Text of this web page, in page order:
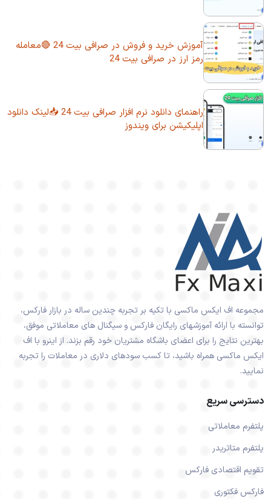
آموزش خرید و فروش در صرافی بیت 24 🔴معامله
رمز ارز در صرافی بیت 24
راهنمای دانلود نرم افزار صرافی بیت 24 📥لینک دانلود
اپلیکیشن برای ویندوز
مجموعه اف ایکس ماکسی با تکیه بر تجربه چندین ساله در بازار فارکس،
توانسته با ارائه آموزشهای رایگان فارکس و سیگنال های معاملاتی موفق،
بهترین نتایج را برای اعضای باشگاه مشتریان خود رقم بزند. از اینرو با اف
ایکس ماکسی همراه باشید، تا کسب سودهای دلاری در معاملات را تجربه
نمایید.
دسترسی سریع
پلتفرم معاملاتی
پلتفرم متاتریدر
تقویم اقتصادی فارکس
فارکس فکتوری